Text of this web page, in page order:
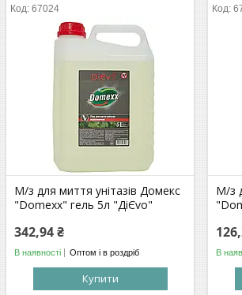
67024
М/з для миття унітазів Домекс
"Domexx" гель 5л "ДіЄvo"
342,94 ₴
В наявності Оптом і в роздріб
Купити
М/з
В